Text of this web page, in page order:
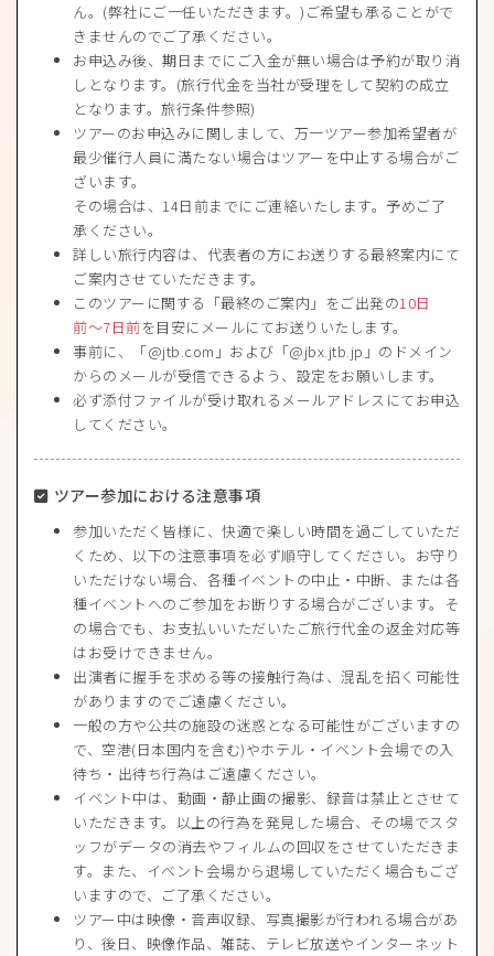
ん。(弊社にご一任いただきます。)ご希望も承ることがで
きませんのでご了承ください。
お申込み後、期日までにご入金が無い場合は予約が取り消
しとなります。(旅行代金を当社が受理をして契約の成立
となります。旅行条件参照)
ツアーのお申込みに関しまして、万一ツアー参加希望者が
最少催行人員に満たない場合はツアーを中止する場合がご
ざいます。
その場合は、14日前までにご連絡いたします。予めご了
承ください。
詳しい旅行内容は、代表者の方にお送りする最終案内にて
ご案内させていただきます。
このツアーに関する「最終のご案内」をご出発の10日
前〜7日前を目安にメールにてお送りいたします。
事前に、「@jtb.com」および「@jbx.jtb.jp」のドメイン
からのメールが受信できるよう、設定をお願いします。
必ず添付ファイルが受け取れるメールアドレスにてお申込
してください。
ツアー参加における注意事項
参加いただく皆様に、快適で楽しい時間を過ごしていただ
くため、以下の注意事項を必ず順守してください。お守り
いただけない場合、各種イベントの中止・中断、または各
種イベントへのご参加をお断りする場合がございます。そ
の場合でも、お支払いいただいたご旅行代金の返金対応等
はお受けできません。
出演者に握手を求める等の接触行為は、混乱を招く可能性
がありますのでご遠慮ください。
一般の方や公共の施設の迷惑となる可能性がございますの
で、空港(日本国内を含む)やホテル・イベント会場での入
待ち・出待ち行為はご遠慮ください。
イベント中は、動画・静止画の撮影、録音は禁止とさせて
いただきます。以上の行為を発見した場合、その場でスタ
ッフがデータの消去やフィルムの回収をさせていただきま
す。また、イベント会場から退場していただく場合もござ
いますので、ご了承ください。
ツアー中は映像・音声収録、写真撮影が行われる場合があ
り、後日、映像作品、雑誌、テレビ放送やインターネット